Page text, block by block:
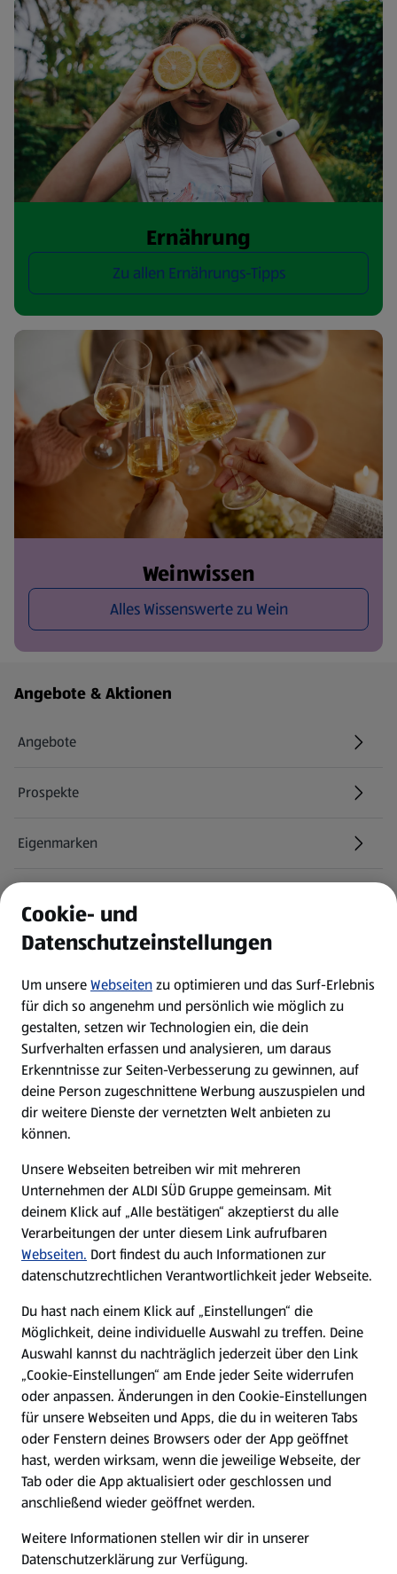
Ernährung
Zu allen Ernährungs-Tipps
Weinwissen
Alles Wissenswerte zu Wein
Fußzeilenmenü - weitere Links
Angebote & Aktionen
Angebote
Prospekte
Eigenmarken
Newsletter
WhatsApp
Über ALDI SÜD
Filialen
Nachhaltigkeit
Karriere
Presse
Hilfe & Kontakt
(öffnet in einem neuen Tab)
Unternehmen
Folge uns hier:
Cookie- und
Datenschutzeinstellungen
Um unsereWebseitenzu optimieren und das Surf-Erlebnis
für dich so angenehm und persönlich wie möglich zu
gestalten, setzen wir Technologien ein, die dein
Surfverhalten erfassen und analysieren, um daraus
Erkenntnisse zur Seiten-Verbesserung zu gewinnen, auf
deine Person zugeschnittene Werbung auszuspielen und
dir weitere Dienste der vernetzten Welt anbieten zu
können.
Unsere Webseiten betreiben wir mit mehreren
Unternehmen der ALDI SÜD Gruppe gemeinsam. Mit
deinem Klick auf „Alle bestätigen“ akzeptierst du alle
Verarbeitungen der unter diesem Link aufrufbaren
Webseiten. Dort findest du auch Informationen zur
datenschutzrechtlichen Verantwortlichkeit jeder Webseite.
Du hast nach einem Klick auf „Einstellungen“ die
Möglichkeit, deine individuelle Auswahl zu treffen. Deine
Auswahl kannst du nachträglich jederzeit über den Link
„Cookie-Einstellungen“ am Ende jeder Seite widerrufen
oder anpassen. Änderungen in den Cookie-Einstellungen
für unsere Webseiten und Apps, die du in weiteren Tabs
oder Fenstern deines Browsers oder der App geöffnet
hast, werden wirksam, wenn die jeweilige Webseite, der
Tab oder die App aktualisiert oder geschlossen und
anschließend wieder geöffnet werden.
Weitere Informationen stellen wir dir in unserer
Datenschutzerklärung zur Verfügung.